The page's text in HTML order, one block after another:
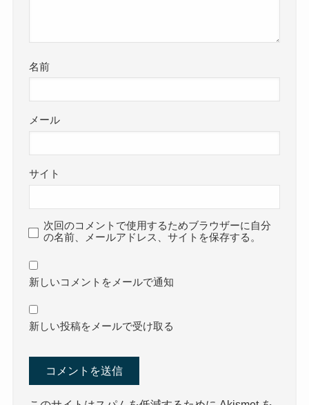
名前
メール
サイト
次回のコメントで使用するためブラウザーに自分
の名前、メールアドレス、サイトを保存する。
新しいコメントをメールで通知
新しい投稿をメールで受け取る